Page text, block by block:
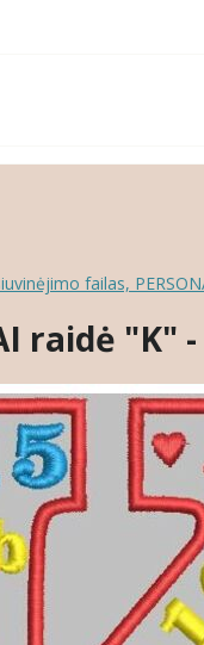
failas,
raidė "K"